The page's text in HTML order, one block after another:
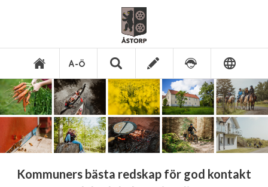
Kommuners bästa redskap för god kontakt